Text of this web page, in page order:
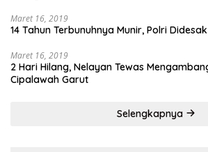
Maret 16, 2019
14 Tahun Terbunuhnya Munir, Polri
Maret 16, 2019
2 Hari Hilang, Nelayan Tewas
Cipalawah Garut
Selengkapnya